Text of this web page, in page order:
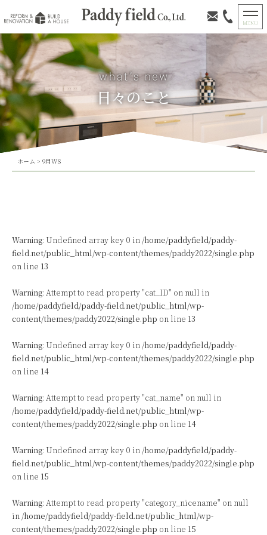
日々のこと
ホーム > 9月WS
Warning: Undefined array key 0 in /home/paddyfield/paddy-
field.net/public_html/wp-content/themes/paddy2022/single.php
on line 13
Warning: Attempt to read property "cat_ID" on null in
/home/paddyfield/paddy-field.net/public_html/wp-
content/themes/paddy2022/single.php on line 13
Warning: Undefined array key 0 in /home/paddyfield/paddy-
field.net/public_html/wp-content/themes/paddy2022/single.php
on line 14
Warning: Attempt to read property "cat_name" on null in
/home/paddyfield/paddy-field.net/public_html/wp-
content/themes/paddy2022/single.php on line 14
Warning: Undefined array key 0 in /home/paddyfield/paddy-
field.net/public_html/wp-content/themes/paddy2022/single.php
on line 15
Warning: Attempt to read property "category_nicename" on null
in /home/paddyfield/paddy-field.net/public_html/wp-
content/themes/paddy2022/single.php on line 15